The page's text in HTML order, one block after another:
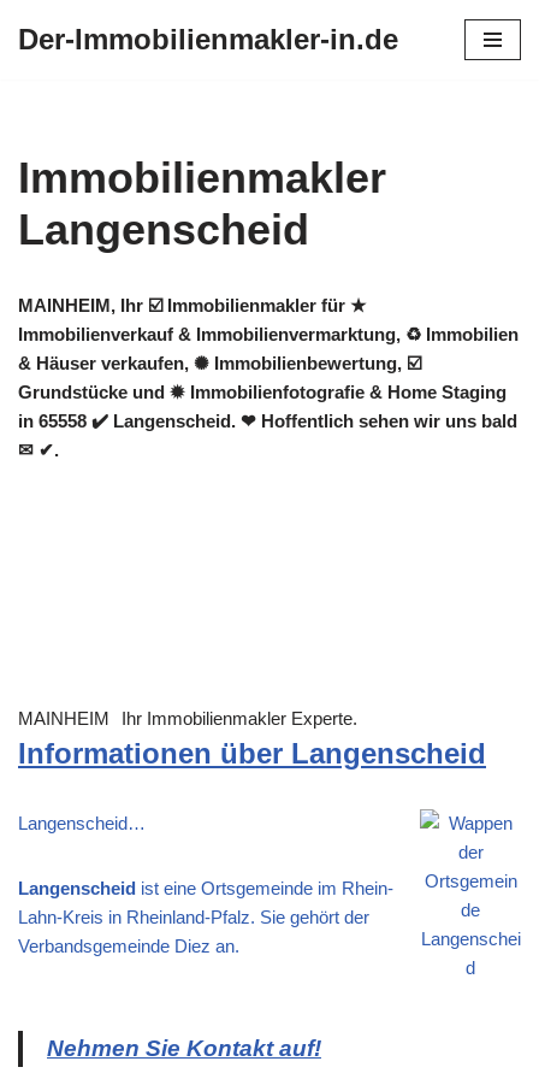
Der-Immobilienmakler-in.de
Immobilienmakler
Langenscheid
MAINHEIM, Ihr ☑️ Immobilienmakler für ★
Immobilienverkauf & Immobilienvermarktung, ♻ Immobilien
& Häuser verkaufen, ✺ Immobilienbewertung, ☑️
Grundstücke und ✹ Immobilienfotografie & Home Staging
in 65558 ✔️ Langenscheid. ❤ Hoffentlich sehen wir uns bald
✉ ✔.
MAINHEIM Ihr Immobilienmakler Experte.
Informationen über Langenscheid
Langenscheid…
Langenscheid ist eine Ortsgemeinde im Rhein-
Lahn-Kreis in Rheinland-Pfalz. Sie gehört der
Verbandsgemeinde Diez an.
Nehmen Sie Kontakt auf!